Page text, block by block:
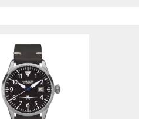
Ziffern und
41
sind Made in GermanySo
auflebt, werden auch bei
historische Flugzeuge mit
als auch hochqualitative
hergestellt.